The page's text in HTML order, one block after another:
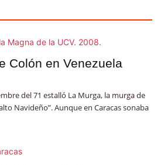
Colón en Venezuela
del 71 estalló La Murga, la murga de
Navideño”. Aunque en Caracas sonaba